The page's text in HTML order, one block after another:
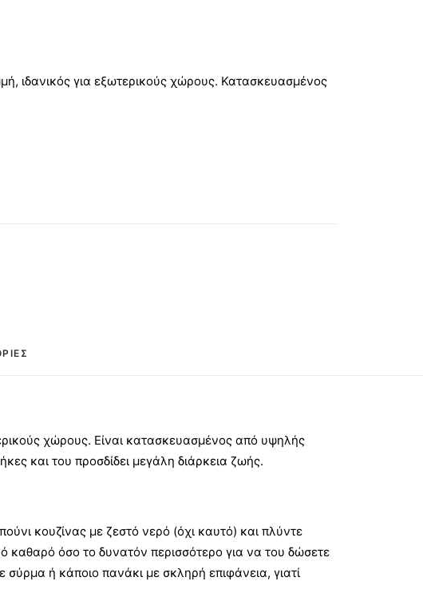
ιδανικός για εξωτερικούς χώρους. Κατασκευασμένος
χώρους. Είναι κατασκευασμένος από υψηλής
και του προσδίδει μεγάλη διάρκεια ζωής.
κουζίνας με ζεστό νερό (όχι καυτό) και πλύντε
όσο το δυνατόν περισσότερο για να του δώσετε
ή κάποιο πανάκι με σκληρή επιφάνεια, γιατί